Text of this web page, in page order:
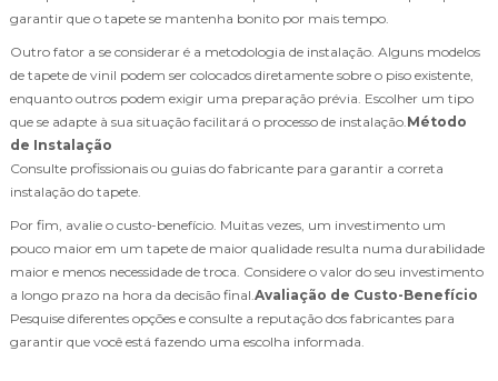
garantir que o tapete se mantenha bonito por mais tempo.
Outro fator a se considerar é a metodologia de instalação. Alguns modelos
de tapete de vinil podem ser colocados diretamente sobre o piso existente,
enquanto outros podem exigir uma preparação prévia. Escolher um tipo
que se adapte à sua situação facilitará o processo de instalação. Método
de Instalação
Consulte profissionais ou guias do fabricante para garantir a correta
instalação do tapete.
Por fim, avalie o custo-benefício. Muitas vezes, um investimento um
pouco maior em um tapete de maior qualidade resulta numa durabilidade
maior e menos necessidade de troca. Considere o valor do seu investimento
a longo prazo na hora da decisão final. Avaliação de Custo-Benefício
Pesquise diferentes opções e consulte a reputação dos fabricantes para
garantir que você está fazendo uma escolha informada.